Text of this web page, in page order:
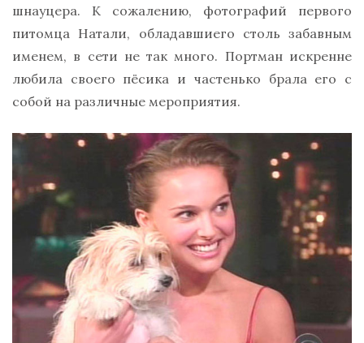
шнауцера. К сожалению, фотографий первого
питомца Натали, обладавшиего столь забавным
именем, в сети не так много. Портман искренне
любила своего пёсика и частенько брала его с
собой на различные мероприятия.